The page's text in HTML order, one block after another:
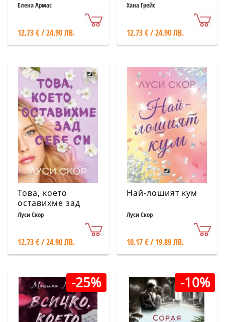
Елена Армас
12.73 € / 24.90 ЛВ.
Хана Грейс
12.73 € / 24.90 ЛВ.
Това, което
оставихме зад
себе си
Луси Скор
12.73 € / 24.90 ЛВ.
Най-лошият кум
Луси Скор
10.17 € / 19.89 ЛВ.
-25% -10%